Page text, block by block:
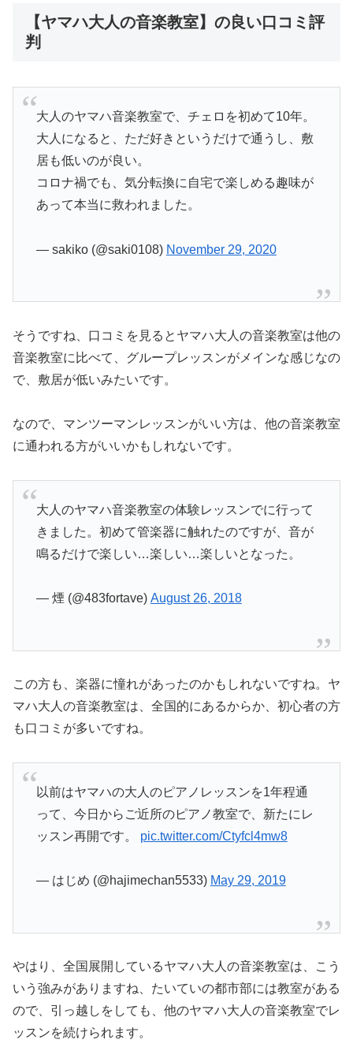
【ヤマハ大人の音楽教室】の良い口コミ評
判
大人のヤマハ音楽教室で、チェロを初めて10年。
大人になると、ただ好きというだけで通うし、敷
居も低いのが良い。
コロナ禍でも、気分転換に自宅で楽しめる趣味が
あって本当に救われました。
— sakiko (@saki0108) November 29, 2020
そうですね、口コミを見るとヤマハ大人の音楽教室は他の
音楽教室に比べて、グループレッスンがメインな感じなの
で、敷居が低いみたいです。
なので、マンツーマンレッスンがいい方は、他の音楽教室
に通われる方がいいかもしれないです。
大人のヤマハ音楽教室の体験レッスンでに行って
きました。初めて管楽器に触れたのですが、音が
鳴るだけで楽しい…楽しい…楽しいとなった。
— 煙 (@483fortave) August 26, 2018
この方も、楽器に憧れがあったのかもしれないですね。ヤ
マハ大人の音楽教室は、全国的にあるからか、初心者の方
も口コミが多いですね。
以前はヤマハの大人のピアノレッスンを1年程通
って、今日からご近所のピアノ教室で、新たにレ
ッスン再開です。 pic.twitter.com/Ctyfcl4mw8
— はじめ (@hajimechan5533) May 29, 2019
やはり、全国展開しているヤマハ大人の音楽教室は、こう
いう強みがありますね、たいていの都市部には教室がある
ので、引っ越しをしても、他のヤマハ大人の音楽教室でレ
ッスンを続けられます。